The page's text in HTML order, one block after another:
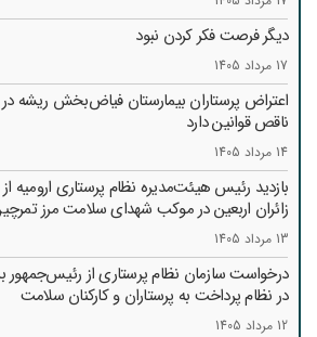
دیگر فرصت فکر کردن نبود
17 مرداد 1405
اعتراض پرستاران بیمارستان فیاض‌بخش ریشه
ناقص قوانین دارد
14 مرداد 1405
بازدید رئیس هیئت‌مدیره نظام پرستاری ارومیه
زائران اربعین در موکب شهدای سلامت مرز
13 مرداد 1405
درخواست سازمان نظام پرستاری از رئیس‌جمهور
در نظام پرداخت به پرستاران و کارکنان سلامت
12 مرداد 1405